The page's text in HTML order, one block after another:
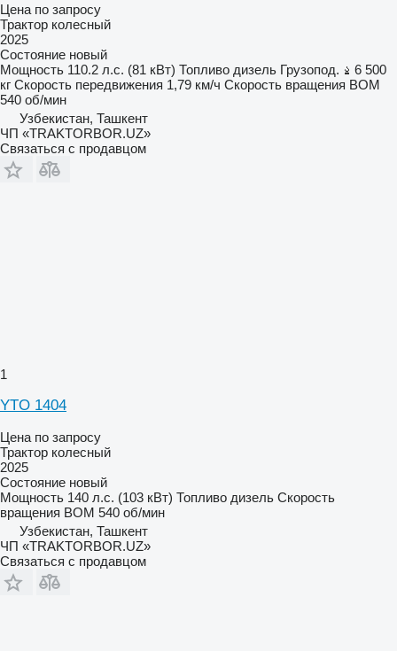
Цена по запросу
Трактор колесный
2025
Состояние новый
Мощность 110.2 л.с. (81 кВт) Топливо дизель Грузопод.
6 500
кг Скорость передвижения 1,79 км/ч Скорость вращения ВОМ
540 об/мин
Узбекистан, Ташкент
ЧП «TRAKTORBOR.UZ»
Связаться с продавцом
1
YTO 1404
Цена по запросу
Трактор колесный
2025
Состояние новый
Мощность 140 л.с. (103 кВт) Топливо дизель Скорость
вращения ВОМ 540 об/мин
Узбекистан, Ташкент
ЧП «TRAKTORBOR.UZ»
Связаться с продавцом